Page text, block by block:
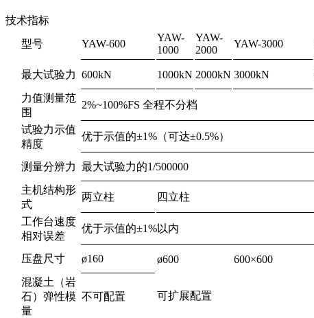
技术指标
型号
YAW-600
YAW-
1000
YAW-
2000
YAW-3000
最大试验力 600kN 1000kN 2000kN 3000kN
力值测量范
围
2%~100%FS 全程不分档
试验力示值
精度
优于示值的±1%（可达±0.5%）
测量分辨力 最大试验力的1/500000
主机结构形
式
两立柱 四立柱
工作台速度
相对误差
优于示值的±1%以内
压盘尺寸 ø160 ø600 600×600
混凝土（岩
石）弹性模
量
不可配置 可扩展配置